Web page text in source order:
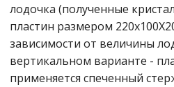
лодочка (полученные
пластин размером
зависимости от величины
вертикальном варианте -
применяется спеченный